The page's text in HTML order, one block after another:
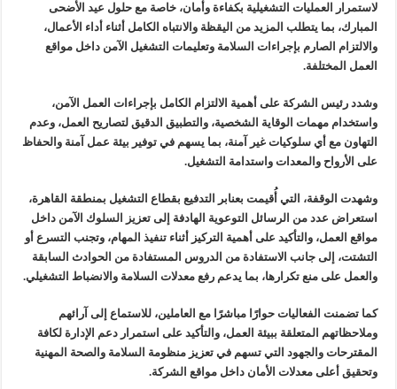
لاستمرار العمليات التشغيلية بكفاءة وأمان، خاصة مع حلول عيد الأضحى
المبارك، بما يتطلب المزيد من اليقظة والانتباه الكامل أثناء أداء الأعمال،
والالتزام الصارم بإجراءات السلامة وتعليمات التشغيل الآمن داخل مواقع
العمل المختلفة.
وشدد رئيس الشركة على أهمية الالتزام الكامل بإجراءات العمل الآمن،
واستخدام مهمات الوقاية الشخصية، والتطبيق الدقيق لتصاريح العمل، وعدم
التهاون مع أي سلوكيات غير آمنة، بما يسهم في توفير بيئة عمل آمنة والحفاظ
على الأرواح والمعدات واستدامة التشغيل.
وشهدت الوقفة، التي أُقيمت بعنابر التدفيع بقطاع التشغيل بمنطقة القاهرة،
استعراض عدد من الرسائل التوعوية الهادفة إلى تعزيز السلوك الآمن داخل
مواقع العمل، والتأكيد على أهمية التركيز أثناء تنفيذ المهام، وتجنب التسرع أو
التشتت، إلى جانب الاستفادة من الدروس المستفادة من الحوادث السابقة
والعمل على منع تكرارها، بما يدعم رفع معدلات السلامة والانضباط التشغيلي.
كما تضمنت الفعاليات حوارًا مباشرًا مع العاملين، للاستماع إلى آرائهم
وملاحظاتهم المتعلقة ببيئة العمل، والتأكيد على استمرار دعم الإدارة لكافة
المقترحات والجهود التي تسهم في تعزيز منظومة السلامة والصحة المهنية
وتحقيق أعلى معدلات الأمان داخل مواقع الشركة.